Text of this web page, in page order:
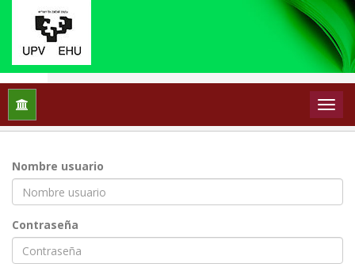
Inicio
Nombre usuario
Contraseña